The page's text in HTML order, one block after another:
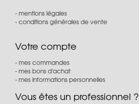
mentions légales
conditions générales de vente
Votre compte
mes commandes
mes bons d'achat
mes informations personnelles
Vous êtes un professionnel ?